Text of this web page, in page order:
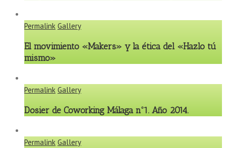
Permalink Gallery
El movimiento «Makers» y la ética del «Hazlo tú
mismo»
Permalink Gallery
Dosier de Coworking Málaga nº1. Año 2014.
Permalink Gallery